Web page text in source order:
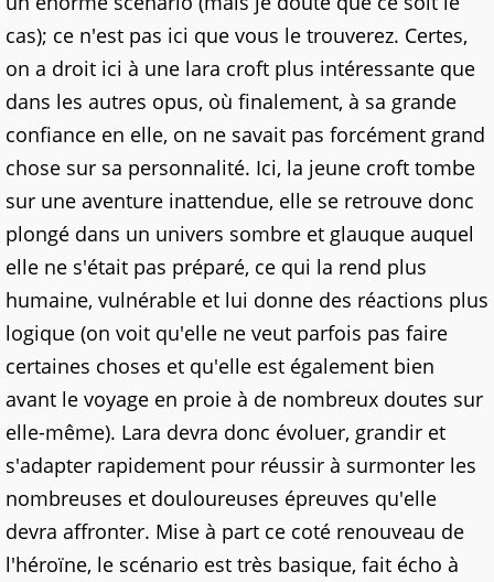
cas); ce n'est pas ici que vous le trouverez. Certes,
on a droit ici à une lara croft plus intéressante que
dans les autres opus, où finalement, à sa grande
confiance en elle, on ne savait pas forcément grand
chose sur sa personnalité. Ici, la jeune croft tombe
sur une aventure inattendue, elle se retrouve donc
plongé dans un univers sombre et glauque auquel
elle ne s'était pas préparé, ce qui la rend plus
humaine, vulnérable et lui donne des réactions plus
logique (on voit qu'elle ne veut parfois pas faire
certaines choses et qu'elle est également bien
avant le voyage en proie à de nombreux doutes sur
elle-même). Lara devra donc évoluer, grandir et
s'adapter rapidement pour réussir à surmonter les
nombreuses et douloureuses épreuves qu'elle
devra affronter. Mise à part ce coté renouveau de
l'héroïne, le scénario est très basique, fait écho à